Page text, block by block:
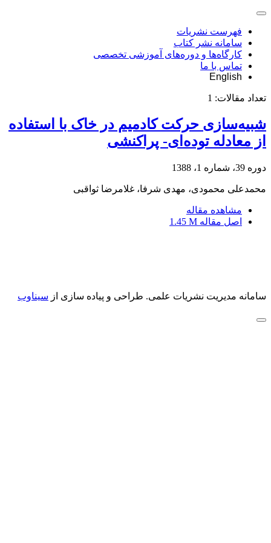
فهرست نشریات
سامانه نشر کتاب
کارگاه‌ها و دوره‌های آموزشی تخصصی
تماس با ما
English
تعداد مقالات: 1
شبیه‌سازی حرکت کادمیم در خاک با استفاده
از معادله توده‌ای- پراکنشی
دوره 39، شماره 1، 1388
محمدعلی محمودی، مهدی شرفا، غلامرضا ثواقبی
مشاهده مقاله
اصل مقاله 1.45 M
سامانه مدیریت نشریات علمی. طراحی و پیاده سازی از سیناوب